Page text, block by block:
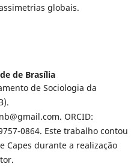
globais.
de Brasília
de Sociologia da
ORCID:
0864. Este trabalho contou
Capes durante a realização